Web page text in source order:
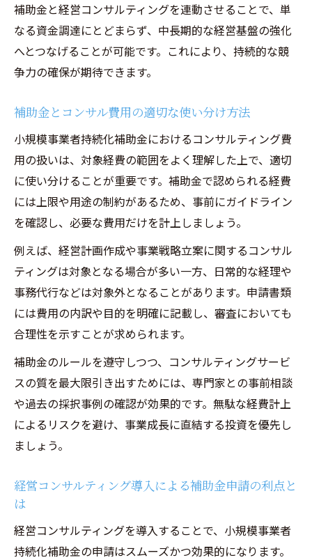
ント
従業員がいない場合の経営コンサル費用の
扱い方
経営コンサルティング費用の補助対象可否を探
を正確に解説
補助金申請でコンサル費用が認められるケ
ースとは
小規模事業者持続化補助金とコンサル費用
コンサルティング費用の補助対象判断ガイ
ド
補助金における経営コンサル費用の最新見
解を紹介
小規模事業者持続化補助金採択事例の共通
点を分析
経営コンサルティング活用で採択された実
ーチ
ント
持続化補助金採択結果を活かした経営戦略
補助金と経営コンサルティングを連動させることで、単
なる資金調達にとどまらず、中長期的な経営基盤の強化
へとつなげることが可能です。これにより、持続的な競
争力の確保が期待できます。
補助金とコンサル費用の適切な使い分け方法
小規模事業者持続化補助金におけるコンサルティング費
用の扱いは、対象経費の範囲をよく理解した上で、適切
に使い分けることが重要です。補助金で認められる経費
には上限や用途の制約があるため、事前にガイドライン
を確認し、必要な費用だけを計上しましょう。
例えば、経営計画作成や事業戦略立案に関するコンサル
ティングは対象となる場合が多い一方、日常的な経理や
事務代行などは対象外となることがあります。申請書類
には費用の内訳や目的を明確に記載し、審査においても
合理性を示すことが求められます。
補助金のルールを遵守しつつ、コンサルティングサービ
スの質を最大限引き出すためには、専門家との事前相談
や過去の採択事例の確認が効果的です。無駄な経費計上
によるリスクを避け、事業成長に直結する投資を優先し
ましょう。
経営コンサルティング導入による補助金申請の利点と
は
経営コンサルティングを導入することで、小規模事業者
持続化補助金の申請はスムーズかつ効果的になります。